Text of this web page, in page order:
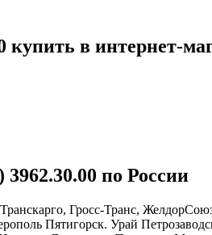
в интернет-
по России
Гросс-Транс,
Пятигорск. Урай